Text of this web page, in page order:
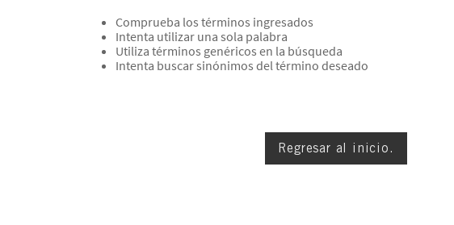
Comprueba los términos ingresados
Intenta utilizar una sola palabra
Utiliza términos genéricos en la búsqueda
Intenta buscar sinónimos del término deseado
Regresar al inicio.